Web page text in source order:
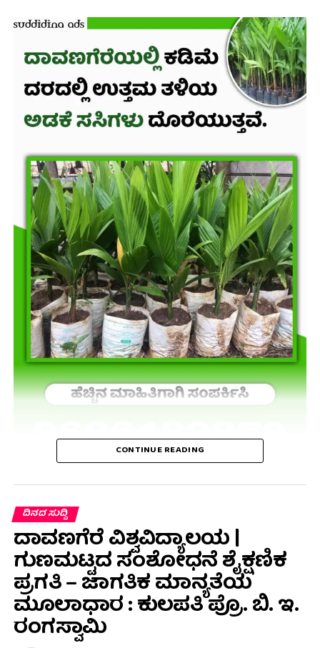
CONTINUE READING
ದಿನದ ಸುದ್ದಿ
ದಾವಣಗೆರೆ ವಿಶ್ವವಿದ್ಯಾಲಯ |
ಗುಣಮಟ್ಟದ ಸಂಶೋಧನೆ ಶೈಕ್ಷಣಿಕ
ಪ್ರಗತಿ – ಜಾಗತಿಕ ಮಾನ್ಯತೆಯ
ಮೂಲಾಧಾರ : ಕುಲಪತಿ ಪ್ರೊ. ಬಿ. ಇ.
ರಂಗಸ್ವಾಮಿ